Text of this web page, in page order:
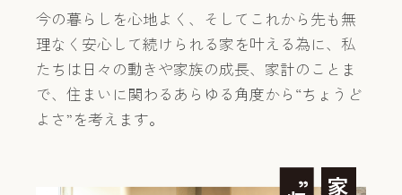
今の暮らしを心地よく、そしてこれから先も無
理なく安心して続けられる家を叶える為に、私
たちは日々の動きや家族の成長、家計のことま
で、住まいに関わるあらゆる角度から“ちょうど
よさ”を考えます。